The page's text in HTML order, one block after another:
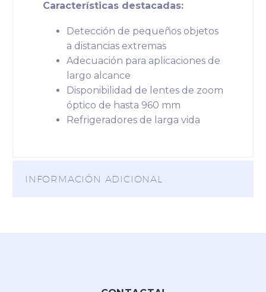
Características destacadas:
Detección de pequeños objetos
a distancias extremas
Adecuación para aplicaciones de
largo alcance
Disponibilidad de lentes de zoom
óptico de hasta 960 mm
Refrigeradores de larga vida
INFORMACIÓN ADICIONAL